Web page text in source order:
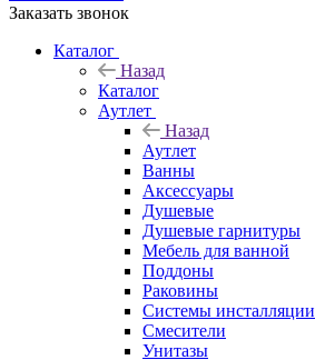
Заказать звонок
Каталог
Назад
Каталог
Аутлет
Назад
Аутлет
Ванны
Аксессуары
Душевые
Душевые гарнитуры
Мебель для ванной
Поддоны
Раковины
Системы инсталляции
Смесители
Унитазы